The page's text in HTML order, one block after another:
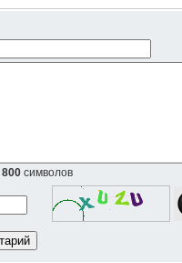
800 символов